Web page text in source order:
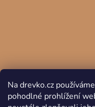
Na drevko.cz
pohodlné prohlížení